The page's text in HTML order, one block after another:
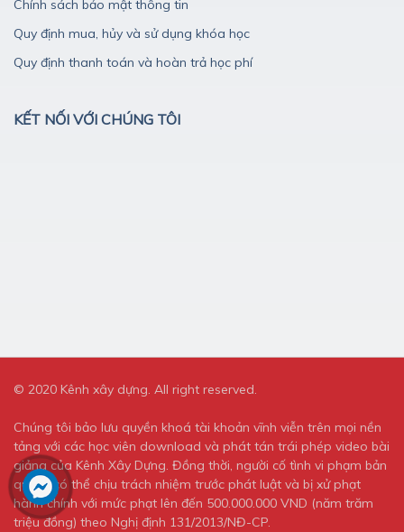
Chính sách bảo mật thông tin
Quy định mua, hủy và sử dụng khóa học
Quy định thanh toán và hoàn trả học phí
KẾT NỐI VỚI CHÚNG TÔI
© 2020 Kênh xây dựng. All right reserved.
Chúng tôi bảo lưu quyền khoá tài khoản vĩnh viễn trên mọi nền
tảng với các học viên download và phát tán trái phép video bài
giảng của Kênh Xây Dựng. Đồng thời, người cố tình vi phạm bản
quyền có thể chịu trách nhiệm trước phát luật và bị xử phạt
hành chính với mức phạt lên đến 500.000.000 VND (năm trăm
triệu đồng) theo Nghị định 131/2013/NĐ-CP.